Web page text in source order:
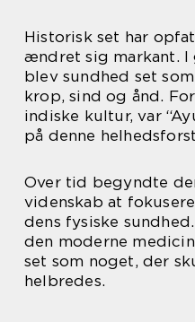
Historisk set har
ændret sig markant. I
blev sundhed set
krop, sind og ånd.
indiske kultur, var
på denne
Over tid begyndte
videnskab at
dens fysiske
den moderne
set som noget, der
helbredes.